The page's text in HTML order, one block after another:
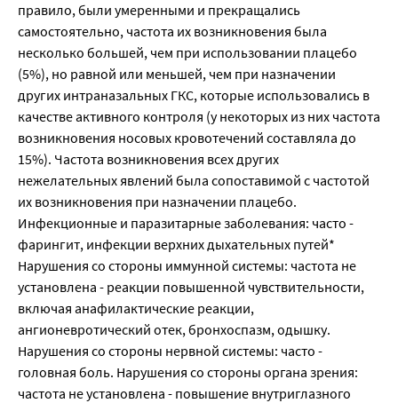
правило, были умеренными и прекращались
самостоятельно, частота их возникновения была
несколько большей, чем при использовании плацебо
(5%), но равной или меньшей, чем при назначении
других интраназальных ГКС, которые использовались в
качестве активного контроля (у некоторых из них частота
возникновения носовых кровотечений составляла до
15%). Частота возникновения всех других
нежелательных явлений была сопоставимой с частотой
их возникновения при назначении плацебо.
Инфекционные и паразитарные заболевания: часто -
фарингит, инфекции верхних дыхательных путей*
Нарушения со стороны иммунной системы: частота не
установлена - реакции повышенной чувствительности,
включая анафилактические реакции,
ангионевротический отек, бронхоспазм, одышку.
Нарушения со стороны нервной системы: часто -
головная боль. Нарушения со стороны органа зрения:
частота не установлена - повышение внутриглазного